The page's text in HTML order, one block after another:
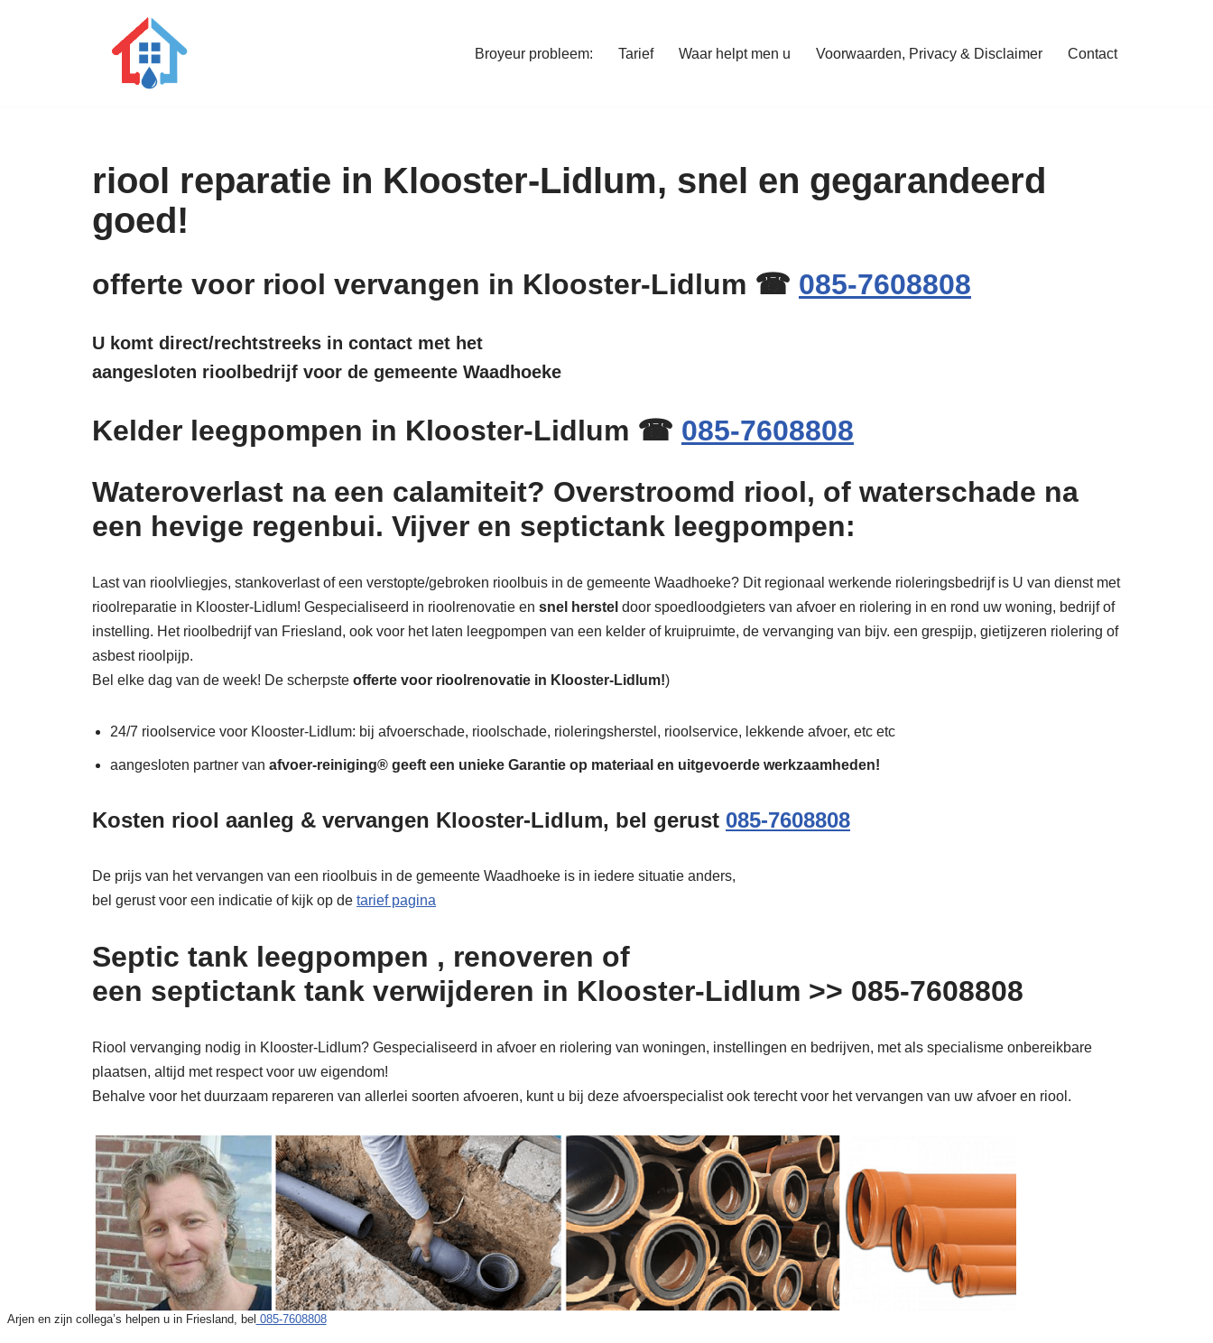
Broyeur probleem: Tarief Waar helpt men u Voorwaarden, Privacy & Disclaimer Contact
riool reparatie in Klooster-Lidlum, snel en gegarandeerd
goed!
offerte voor riool vervangen in Klooster-Lidlum ☎ 085-7608808
U komt direct/rechtstreeks in contact met het
aangesloten rioolbedrijf voor de gemeente Waadhoeke
Kelder leegpompen in Klooster-Lidlum ☎ 085-7608808
Wateroverlast na een calamiteit? Overstroomd riool, of waterschade na
een hevige regenbui. Vijver en septictank leegpompen:
Last van rioolvliegjes, stankoverlast of een verstopte/gebroken rioolbuis in de gemeente Waadhoeke? Dit regionaal werkende rioleringsbedrijf is U van dienst met
rioolreparatie in Klooster-Lidlum! Gespecialiseerd in rioolrenovatie en snel herstel door spoedloodgieters van afvoer en riolering in en rond uw woning, bedrijf of
instelling. Het rioolbedrijf van Friesland, ook voor het laten leegpompen van een kelder of kruipruimte, de vervanging van bijv. een grespijp, gietijzeren riolering of
asbest rioolpijp.
Bel elke dag van de week! De scherpste offerte voor rioolrenovatie in Klooster-Lidlum!)
24/7 rioolservice voor Klooster-Lidlum: bij afvoerschade, rioolschade, rioleringsherstel, rioolservice, lekkende afvoer, etc etc
aangesloten partner van afvoer-reiniging® geeft een unieke Garantie op materiaal en uitgevoerde werkzaamheden!
Kosten riool aanleg & vervangen Klooster-Lidlum, bel gerust 085-7608808
De prijs van het vervangen van een rioolbuis in de gemeente Waadhoeke is in iedere situatie anders,
bel gerust voor een indicatie of kijk op de tarief pagina
Septic tank leegpompen , renoveren of
een septictank tank verwijderen in Klooster-Lidlum >> 085-7608808
Riool vervanging nodig in Klooster-Lidlum? Gespecialiseerd in afvoer en riolering van woningen, instellingen en bedrijven, met als specialisme onbereikbare
plaatsen, altijd met respect voor uw eigendom!
Behalve voor het duurzaam repareren van allerlei soorten afvoeren, kunt u bij deze afvoerspecialist ook terecht voor het vervangen van uw afvoer en riool.
Arjen en zijn collega’s helpen u in Friesland, bel 085-7608808